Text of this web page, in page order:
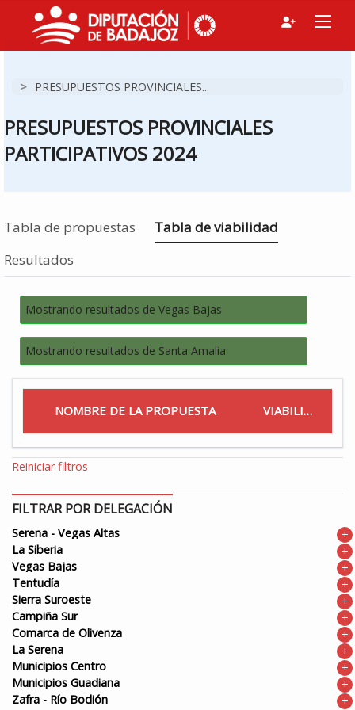
> PRESUPUESTOS PROVINCIALES...
PRESUPUESTOS PROVINCIALES
PARTICIPATIVOS 2024
Tabla de propuestas Estás en
Tabla de viabilidad
Resultados
Mostrando resultados de Vegas Bajas
Mostrando resultados de Santa Amalia
NOMBRE DE LA PROPUESTA VIABILIDAD
Reiniciar filtros
FILTRAR POR DELEGACIÓN